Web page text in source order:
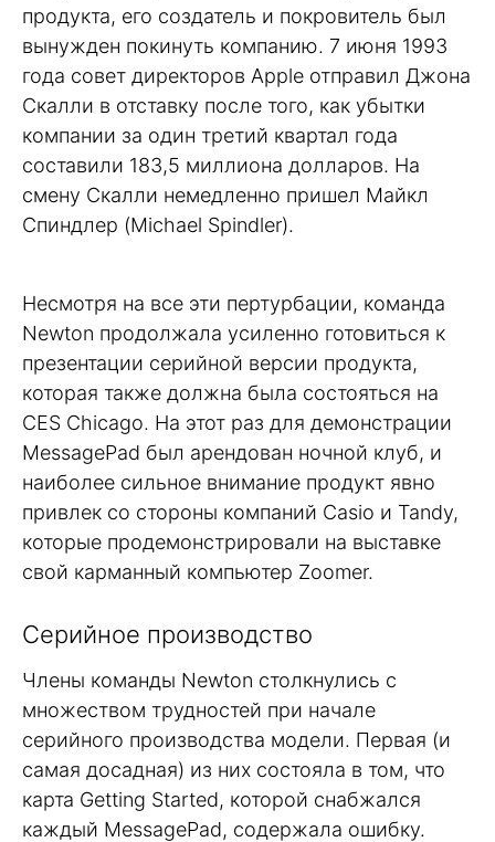
продукта, его создатель и покровитель был
вынужден покинуть компанию. 7 июня 1993
года совет директоров Apple отправил Джона
Скалли в отставку после того, как убытки
компании за один третий квартал года
составили 183,5 миллиона долларов. На
смену Скалли немедленно пришел Майкл
Спиндлер (Michael Spindler).
Несмотря на все эти пертурбации, команда
Newton продолжала усиленно готовиться к
презентации серийной версии продукта,
которая также должна была состояться на
CES Chicago. На этот раз для демонстрации
MessagePad был арендован ночной клуб, и
наиболее сильное внимание продукт явно
привлек со стороны компаний Casio и Tandy,
которые продемонстрировали на выставке
свой карманный компьютер Zoomer.
Серийное производство
Члены команды Newton столкнулись с
множеством трудностей при начале
серийного производства модели. Первая (и
самая досадная) из них состояла в том, что
карта Getting Started, которой снабжался
каждый MessagePad, содержала ошибку.